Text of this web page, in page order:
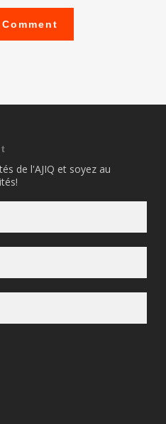
de l'AJIQ et soyez au